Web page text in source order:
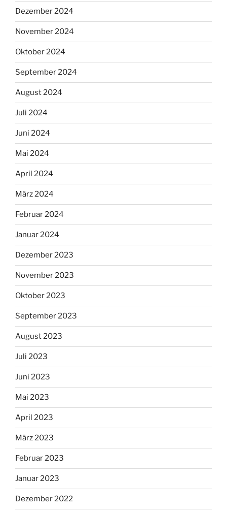
Dezember 2024
November 2024
Oktober 2024
September 2024
August 2024
Juli 2024
Juni 2024
Mai 2024
April 2024
März 2024
Februar 2024
Januar 2024
Dezember 2023
November 2023
Oktober 2023
September 2023
August 2023
Juli 2023
Juni 2023
Mai 2023
April 2023
März 2023
Februar 2023
Januar 2023
Dezember 2022